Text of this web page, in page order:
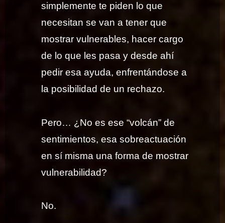
simplemente te piden lo que
necesitan se van a tener que
mostrar vulnerables, hacer cargo
de lo que les pasa y desde ahí
pedir esa ayuda, enfrentándose a
la posibilidad de un rechazo.
Pero… ¿No es ese “volcán” de
sentimientos, esa sobreactuación
en sí misma una forma de mostrar
vulnerabilidad?
No.